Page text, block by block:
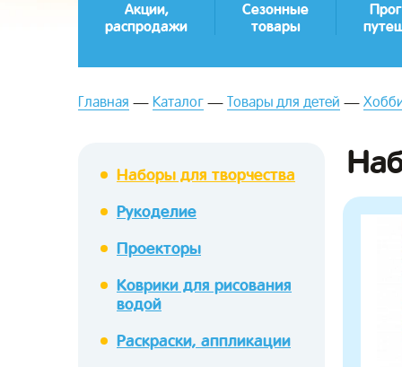
Акции,
распродажи
Сезонные
товары
Главная Каталог Товары для детей
Наборы для творчества
Рукоделие
Проекторы
Коврики для рисования
водой
Раскраски, аппликации